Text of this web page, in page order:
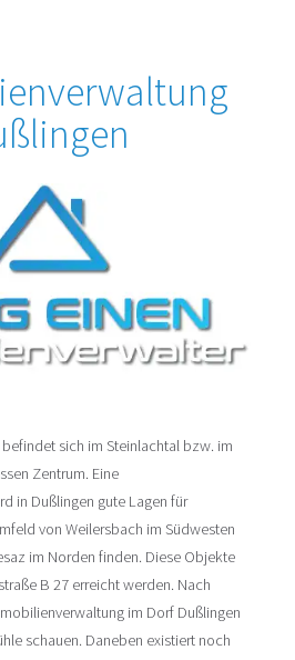
sich im Steinlachtal bzw. im
Zentrum. Eine
in Dußlingen gute Lagen für
von Weilersbach im Südwesten
im Norden finden. Diese Objekte
B 27 erreicht werden. Nach
im Dorf Dußlingen
schauen. Daneben existiert noch